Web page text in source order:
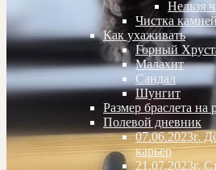
Нельзя
Чистка
Как ухаживать
Горный
Малахит
Сандал
Шунгит
Размер браслета на
Полевой дневник
07.06.2023г.
карьер
21.07.2023г.